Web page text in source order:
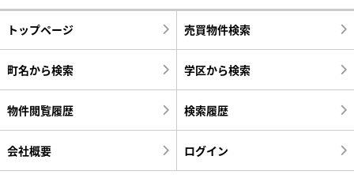
トップページ 売買物件検索
町名から検索 学区から検索
物件閲覧履歴 検索履歴
会社概要 ログイン